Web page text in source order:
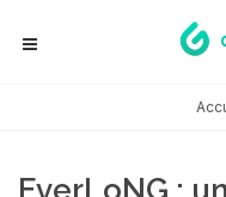
EverLoNG :